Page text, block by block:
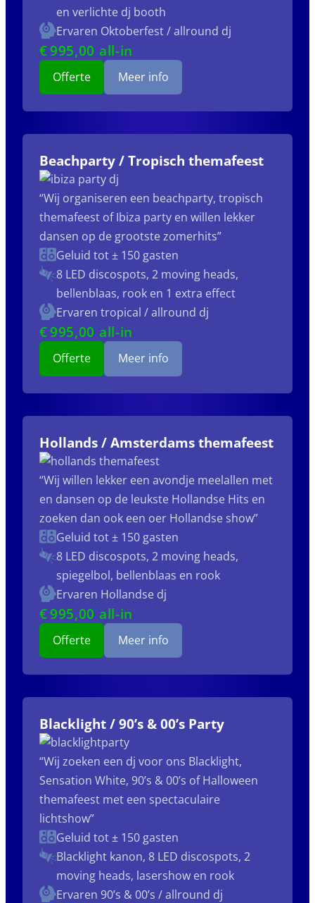
en verlichte dj booth
Ervaren Oktoberfest / allround dj
€995,00 all-in
Offerte Meer info
Beachparty / Tropisch themafeest
“Wij organiseren een beachparty, tropisch
themafeest of Ibiza party en willen lekker
dansen op de grootste zomerhits”
Geluid tot ± 150 gasten
8 LED discospots, 2 moving heads,
bellenblaas, rook en 1 extra effect
Ervaren tropical / allround dj
€995,00 all-in
Offerte Meer info
Hollands / Amsterdams themafeest
“Wij willen lekker een avondje meelallen met
en dansen op de leukste Hollandse Hits en
zoeken dan ook een oer Hollandse show”
Geluid tot ± 150 gasten
8 LED discospots, 2 moving heads,
spiegelbol, bellenblaas en rook
Ervaren Hollandse dj
€995,00 all-in
Offerte Meer info
Blacklight / 90’s & 00’s Party
“Wij zoeken een dj voor ons Blacklight,
Sensation White, 90’s & 00’s of Halloween
themafeest met een spectaculaire
lichtshow”
Geluid tot ± 150 gasten
Blacklight kanon, 8 LED discospots, 2
moving heads, lasershow en rook
Ervaren 90’s & 00’s / allround dj